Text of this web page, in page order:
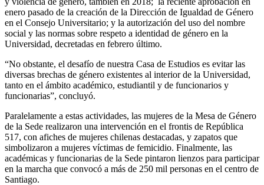
enero pasado de la creación de la Dirección de Igualdad de Género
en el Consejo Universitario; y la autorización del uso del nombre
social y las normas sobre respeto a identidad de género en la
Universidad, decretadas en febrero último.
“No obstante, el desafío de nuestra Casa de Estudios es evitar las
diversas brechas de género existentes al interior de la Universidad,
tanto en el ámbito académico, estudiantil y de funcionarios y
funcionarias”, concluyó.
Paralelamente a estas actividades, las mujeres de la Mesa de Género
de la Sede realizaron una intervención en el frontis de República
517, con afiches de mujeres chilenas destacadas, y zapatos que
simbolizaron a mujeres víctimas de femicidio. Finalmente, las
académicas y funcionarias de la Sede pintaron lienzos para participar
en la marcha que convocó a más de 250 mil personas en el centro de
Santiago.